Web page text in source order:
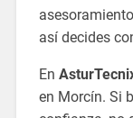
así decides
En
en Morcín. Si